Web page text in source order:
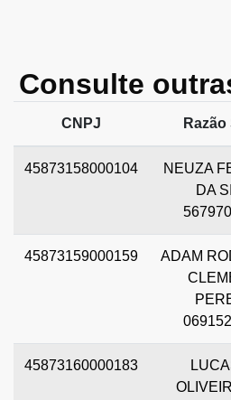
Consulte
CNPJ Razão
45873158000104
NEUZA
DA
45873159000159
ADAM
45873160000183